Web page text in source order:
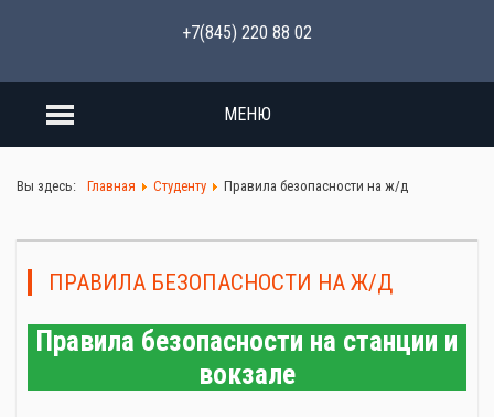
+7(845) 220 88 02
МЕНЮ
Вы здесь: Главная Студенту Правила безопасности на ж/д
ПРАВИЛА БЕЗОПАСНОСТИ НА Ж/Д
Правила безопасности на станции и
вокзале